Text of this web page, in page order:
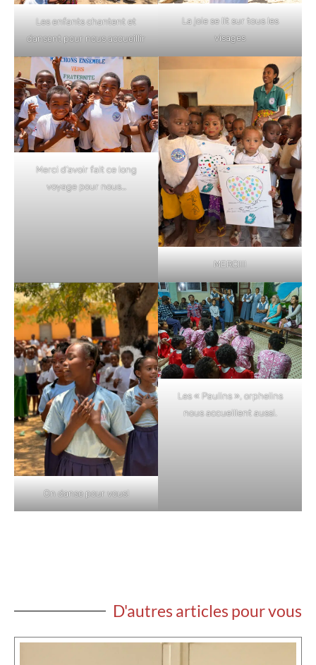
Les enfants chantent et
dansent pour nous accueillir
La joie se lit sur tous les
visages
Merci d’avoir fait ce long
voyage pour nous…
MERCI!!!
On danse pour vous!
Les « Paulins », orphelins
nous accueillent aussi.
D'autres articles pour vous